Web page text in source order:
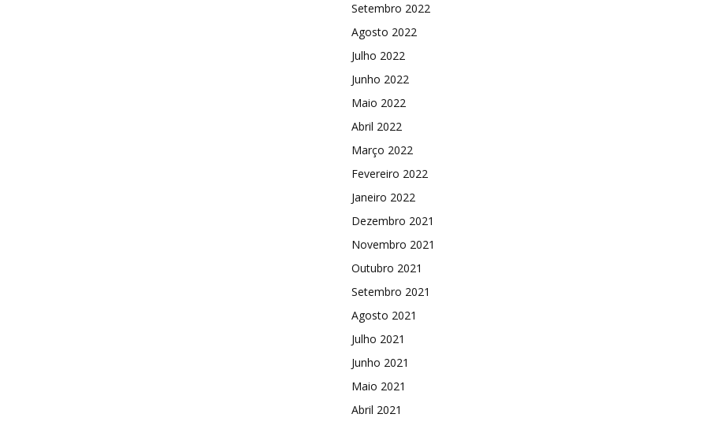
Setembro 2022
Agosto 2022
Julho 2022
Junho 2022
Maio 2022
Abril 2022
Março 2022
Fevereiro 2022
Janeiro 2022
Dezembro 2021
Novembro 2021
Outubro 2021
Setembro 2021
Agosto 2021
Julho 2021
Junho 2021
Maio 2021
Abril 2021